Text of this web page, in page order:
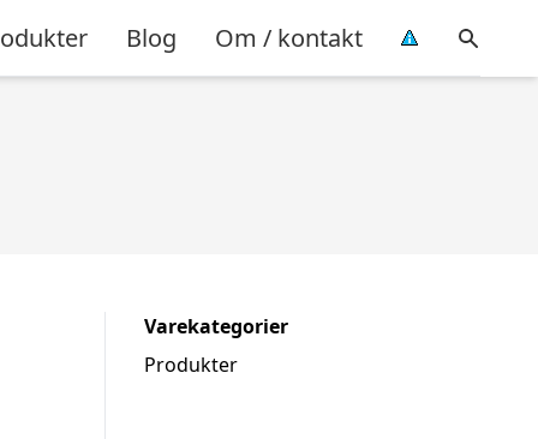
Blog Om / kontakt
Varekategorier
Produkter